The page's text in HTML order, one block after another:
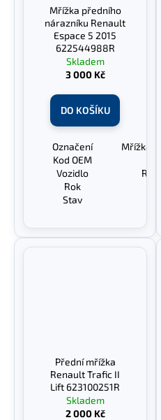
Mřížka předního
nárazníku Renault
Espace 5 2015
622544988R
Skladem
3 000 Kč
DO KOŠÍKU
Označení
Mřížka
Kod OEM
Vozidlo
Rok
Stav
Přední mřížka
Renault Trafic II
Lift 623100251R
Skladem
2 000 Kč